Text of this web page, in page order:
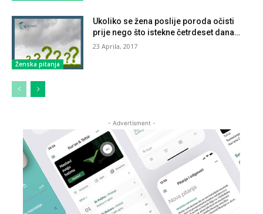
Ženska pitanja
Ukoliko se žena poslije poroda očisti
prije nego što istekne četrdeset dana…
23 Aprila, 2017
- Advertisment -